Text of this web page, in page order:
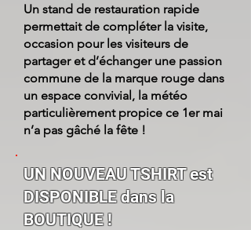
Un stand de restauration rapide
permettait de compléter la visite,
occasion pour les visiteurs de
partager et d’échanger une passion
commune de la marque rouge dans
un espace convivial, la météo
particulièrement propice ce 1er mai
n’a pas gâché la fête !
UN NOUVEAU TSHIRT est
DISPONIBLE dans la
BOUTIQUE !